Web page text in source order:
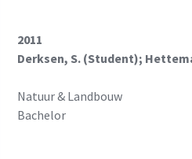
2011
Derksen, S. (Student);
Natuur & Landbouw
Bachelor